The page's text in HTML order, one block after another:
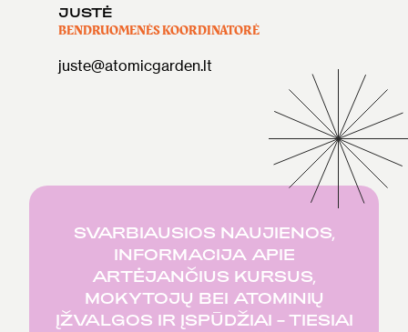
JUSTĖ
BENDRUOMENĖS KOORDINATORĖ
juste@atomicgarden.lt
SVARBIAUSIOS NAUJIENOS,
INFORMACIJA APIE
ARTĖJANČIUS KURSUS,
MOKYTOJŲ BEI ATOMINIŲ
ĮŽVALGOS IR ĮSPŪDŽIAI – TIESIAI